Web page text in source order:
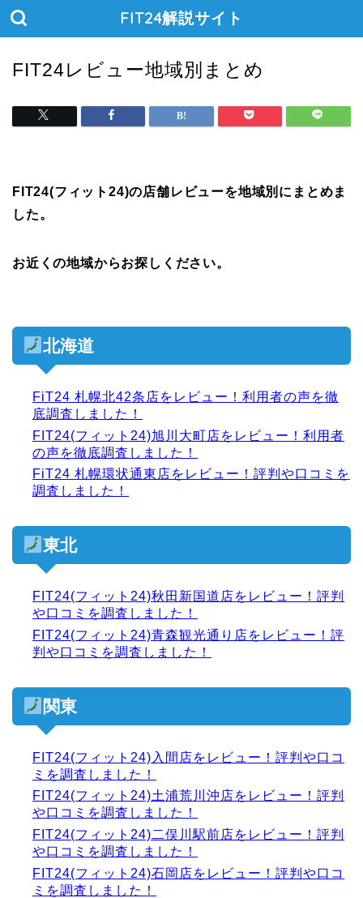
FIT24解説サイト
FIT24レビュー地域別まとめ
FIT24(フィット24)の店舗レビューを地域別にまとめま
した。
お近くの地域からお探しください。
北海道
FiT24 札幌北42条店をレビュー！利用者の声を徹
底調査しました！
FIT24(フィット24)旭川大町店をレビュー！利用者
の声を徹底調査しました！
FiT24 札幌環状通東店をレビュー！評判や口コミを
調査しました！
東北
FIT24(フィット24)秋田新国道店をレビュー！評判
や口コミを調査しました！
FIT24(フィット24)青森観光通り店をレビュー！評
判や口コミを調査しました！
関東
FIT24(フィット24)入間店をレビュー！評判や口コ
ミを調査しました！
FIT24(フィット24)土浦荒川沖店をレビュー！評判
や口コミを調査しました！
FIT24(フィット24)二俣川駅前店をレビュー！評判
や口コミを調査しました！
FIT24(フィット24)石岡店をレビュー！評判や口コ
ミを調査しました！